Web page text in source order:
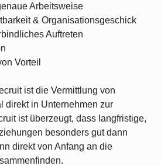
Arbeitsweise
& Organisationsgeschick
Auftreten
Vorteil
ist die Vermittlung von
direkt in Unternehmen zur
ist überzeugt, dass langfristige,
besonders gut dann
direkt von Anfang an die